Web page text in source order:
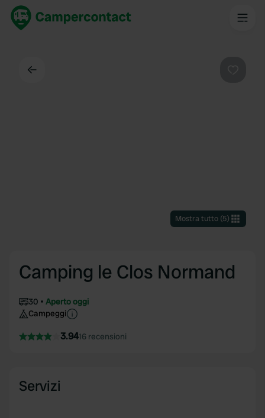
Mostra tutto(5)
Camping le Clos Normand
30
Aperto oggi
Campeggi
3.9416 recensioni
Servizi